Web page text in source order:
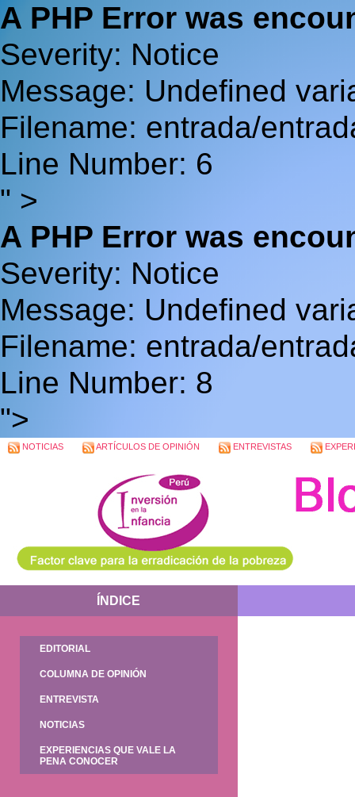
A PHP Error was
Severity: Notice
Message: Undefined
Filename: entrada/
Line Number: 6
" >
A PHP Error was
Severity: Notice
Message: Undefined
Filename: entrada/
Line Number: 8
">
NOTICIAS ARTÍCULOS DE OPINIÓN ENTREVISTAS
ÍNDICE
EDITORIAL
COLUMNA DE OPINIÓN
ENTREVISTA
NOTICIAS
EXPERIENCIAS QUE VALE LA
PENA CONOCER